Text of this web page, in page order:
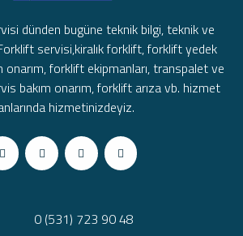
dünden bugüne teknik bilgi, teknik ve
servisi,kiralık forklift, forklift yedek
onarım, forklift ekipmanları, transpalet ve
bakım onarım, forklift arıza vb. hizmet
hizmetinizdeyiz.
0 (531) 723 90 48